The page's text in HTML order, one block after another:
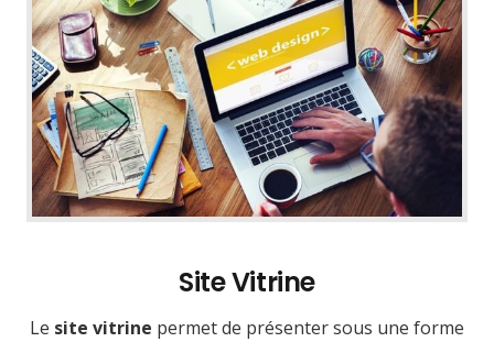
Site Vitrine
Le site vitrine permet de présenter sous une forme